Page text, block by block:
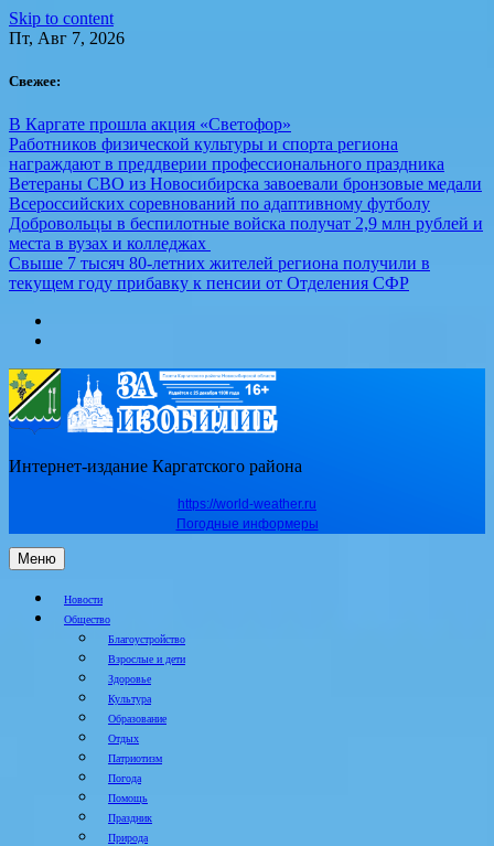
Skip to content
Пт, Авг 7, 2026
Свежее:
В Каргате прошла акция «Светофор»
Работников физической культуры и спорта региона
награждают в преддверии профессионального праздника
Ветераны СВО из Новосибирска завоевали бронзовые медали
Всероссийских соревнований по адаптивному футболу
Добровольцы в беспилотные войска получат 2,9 млн рублей и
места в вузах и колледжах
Свыше 7 тысяч 80-летних жителей региона получили в
текущем году прибавку к пенсии от Отделения СФР
Интернет-издание Каргатского района
https://world-weather.ru
Погодные информеры
Меню
Новости
Общество
Благоустройство
Взрослые и дети
Здоровье
Культура
Образование
Отдых
Патриотизм
Погода
Помощь
Праздник
Природа